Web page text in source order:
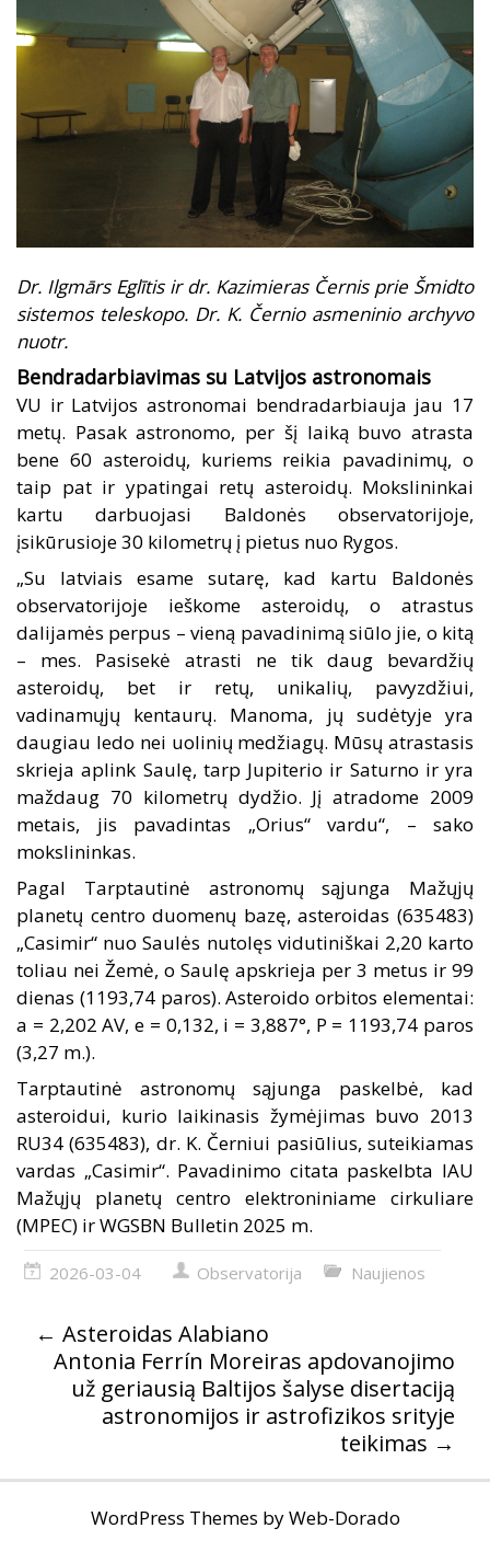
Dr. Ilgmārs Eglītis ir dr. Kazimieras Černis prie Šmidto
sistemos teleskopo. Dr. K. Černio asmeninio archyvo
nuotr.
Bendradarbiavimas su Latvijos astronomais
VU ir Latvijos astronomai bendradarbiauja jau 17
metų. Pasak astronomo, per šį laiką buvo atrasta
bene 60 asteroidų, kuriems reikia pavadinimų, o
taip pat ir ypatingai retų asteroidų. Mokslininkai
kartu darbuojasi Baldonės observatorijoje,
įsikūrusioje 30 kilometrų į pietus nuo Rygos.
„Su latviais esame sutarę, kad kartu Baldonės
observatorijoje ieškome asteroidų, o atrastus
dalijamės perpus – vieną pavadinimą siūlo jie, o kitą
– mes. Pasisekė atrasti ne tik daug bevardžių
asteroidų, bet ir retų, unikalių, pavyzdžiui,
vadinamųjų kentaurų. Manoma, jų sudėtyje yra
daugiau ledo nei uolinių medžiagų. Mūsų atrastasis
skrieja aplink Saulę, tarp Jupiterio ir Saturno ir yra
maždaug 70 kilometrų dydžio. Jį atradome 2009
metais, jis pavadintas „Orius“ vardu“, – sako
mokslininkas.
Pagal Tarptautinė astronomų sąjunga Mažųjų
planetų centro duomenų bazę, asteroidas (635483)
„Casimir“ nuo Saulės nutolęs vidutiniškai 2,20 karto
toliau nei Žemė, o Saulę apskrieja per 3 metus ir 99
dienas (1193,74 paros). Asteroido orbitos elementai:
a = 2,202 AV, e = 0,132, i = 3,887°, P = 1193,74 paros
(3,27 m.).
Tarptautinė astronomų sąjunga paskelbė, kad
asteroidui, kurio laikinasis žymėjimas buvo 2013
RU34 (635483), dr. K. Černiui pasiūlius, suteikiamas
vardas „Casimir“. Pavadinimo citata paskelbta IAU
Mažųjų planetų centro elektroniniame cirkuliare
(MPEC) irWGSBN Bulletin 2025 m.
2026-03-04 Observatorija Naujienos
← Asteroidas Alabiano
Antonia Ferrín Moreiras apdovanojimo
už geriausią Baltijos šalyse disertaciją
astronomijos ir astrofizikos srityje
teikimas →
WordPress Themes byWeb-Dorado